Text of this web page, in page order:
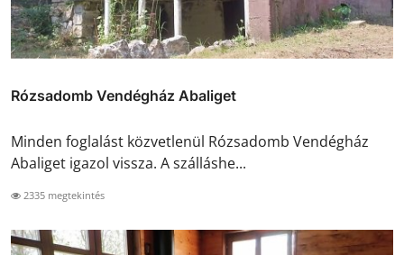
Rózsadomb Vendégház Abaliget
Minden foglalást közvetlenül Rózsadomb Vendégház
Abaliget igazol vissza. A szálláshe...
2335 megtekintés